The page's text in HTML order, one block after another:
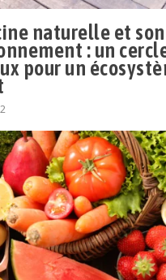
naturelle et son
: un
pour un